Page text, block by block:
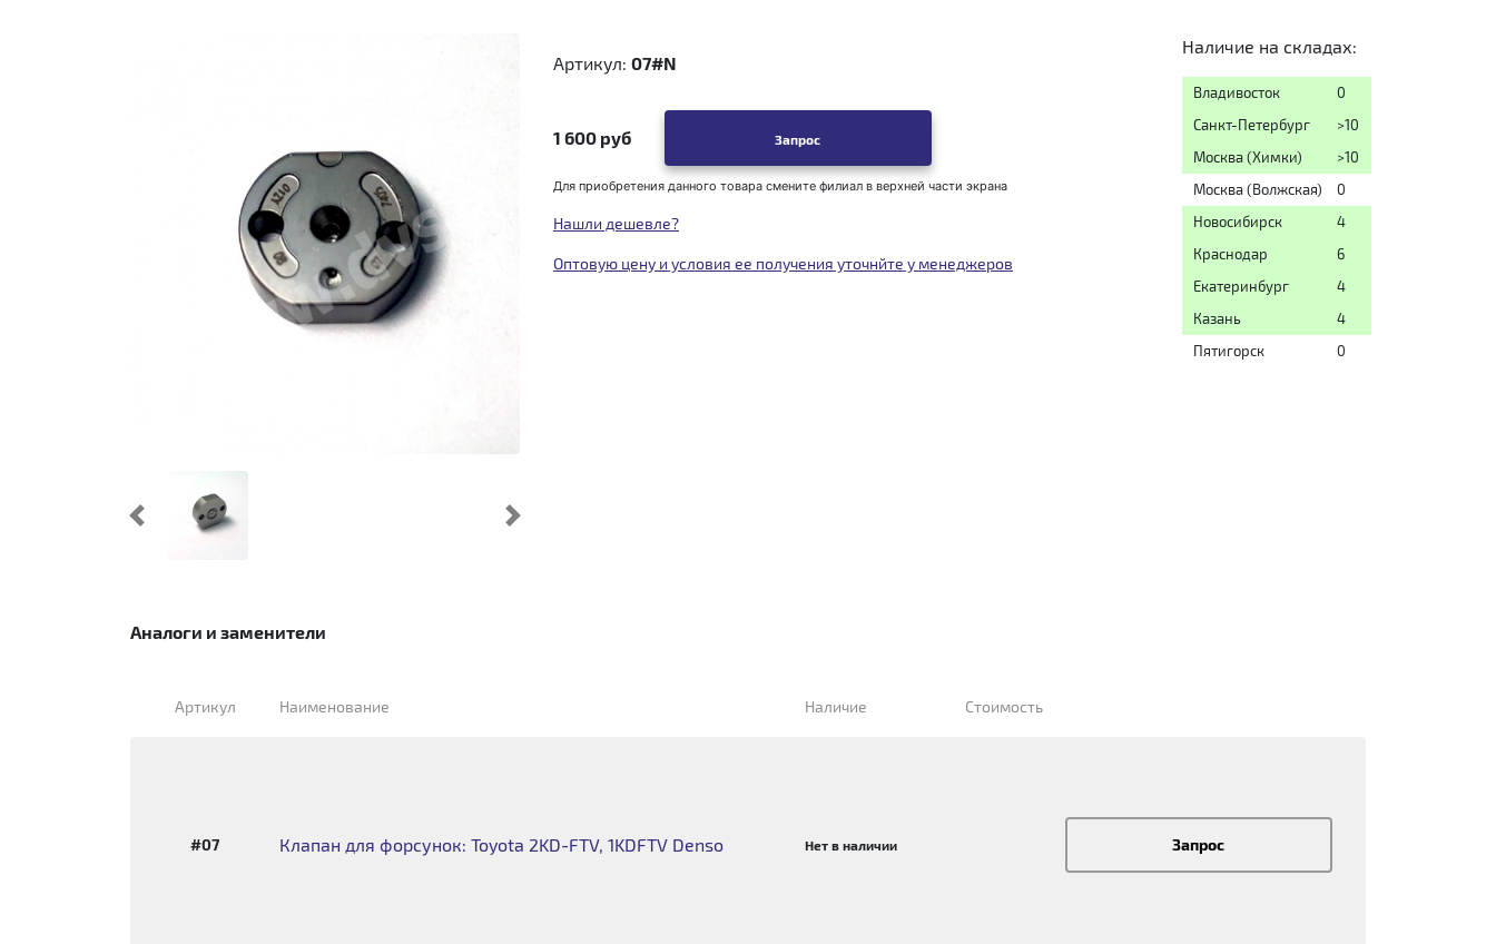
Предыдущий Cледующий
Артикул: 07#N
1 600 руб Запрос
Для приобретения данного товара смените филиал в верхней части экрана
Нашли дешевле?
Оптовую цену и условия ее получения уточнйте у менеджеров
Наличие на складах:
Владивосток
0
Санкт-Петербург
>10
Москва (Химки)
>10
Москва (Волжская)
0
Новосибирск
4
Краснодар
6
Екатеринбург
4
Казань
4
Пятигорск
0
Аналоги и заменители
Артикул Наименование Наличие Стоимость
#07 Клапан для форсунок: Toyota 2KD-FTV, 1KDFTV Denso Нет в наличии Запрос